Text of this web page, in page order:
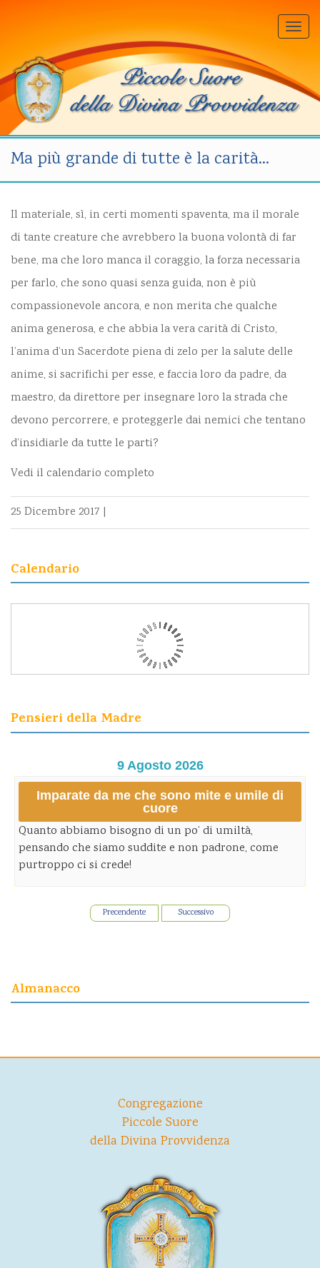
Ma più grande di tutte è la carità…
Il materiale, sì, in certi momenti spaventa, ma il morale
di tante creature che avrebbero la buona volontà di far
bene, ma che loro manca il coraggio, la forza necessaria
per farlo, che sono quasi senza guida, non è più
compassionevole ancora, e non merita che qualche
anima generosa, e che abbia la vera carità di Cristo,
l’anima d’un Sacerdote piena di zelo per la salute delle
anime, si sacrifichi per esse, e faccia loro da padre, da
maestro, da direttore per insegnare loro la strada che
devono percorrere, e proteggerle dai nemici che tentano
d’insidiarle da tutte le parti?
Vedi il calendario completo
25 Dicembre 2017 |
Calendario
Pensieri della Madre
9 Agosto 2026
Imparate da me che sono mite e umile di
cuore
Quanto abbiamo bisogno di un po’ di umiltà,
pensando che siamo suddite e non padrone, come
purtroppo ci si crede!
Precendente Successivo
Almanacco
Congregazione
Piccole Suore
della Divina Provvidenza